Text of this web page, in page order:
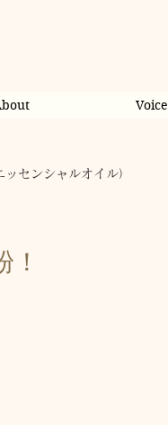
Voice
ッセンシャルオイル）
！